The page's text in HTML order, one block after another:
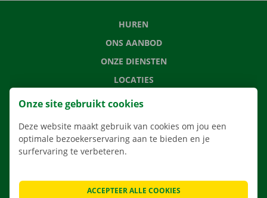
HUREN
ONS AANBOD
ONZE DIENSTEN
LOCATIES
APP
VEELGESTELDE VRAGEN
Onze site gebruikt cookies
Deze website maakt gebruik van cookies om jou een
optimale bezoekerservaring aan te bieden en je
surfervaring te verbeteren.
ACCEPTEER ALLE COOKIES